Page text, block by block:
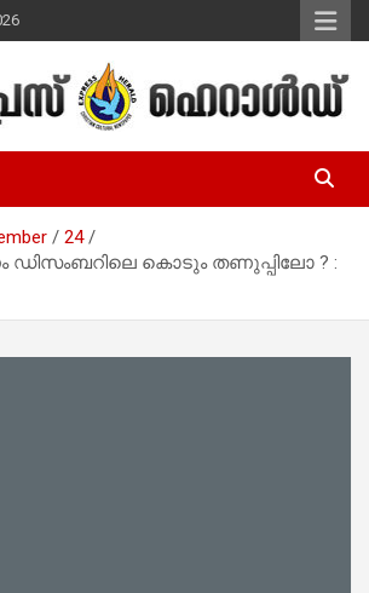
– Malayalam
24
ഡിസംബറിലെ കൊടും തണുപ്പിലോ ? :